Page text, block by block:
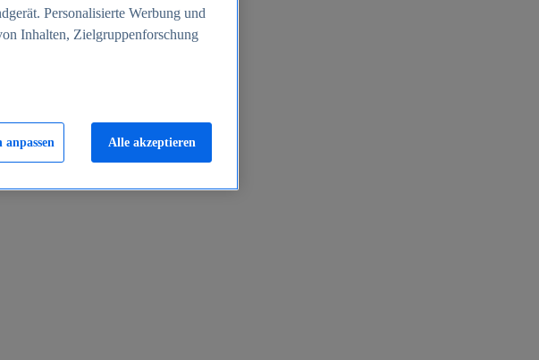
Personalisierte Werbung und
Inhalten, Zielgruppenforschung
anpassen Alle akzeptieren